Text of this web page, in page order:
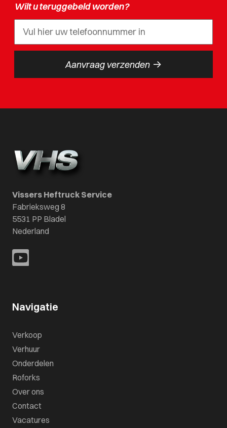
Wilt u teruggebeld worden?
Aanvraag verzenden ->
Vissers Heftruck Service
Fabrieksweg 8
5531 PP Bladel
Nederland
Navigatie
Verkoop
Verhuur
Onderdelen
Roforks
Over ons
Contact
Vacatures